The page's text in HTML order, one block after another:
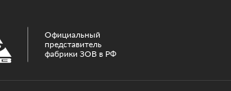
Официальный
представитель
фабрики ЗОВ в РФ